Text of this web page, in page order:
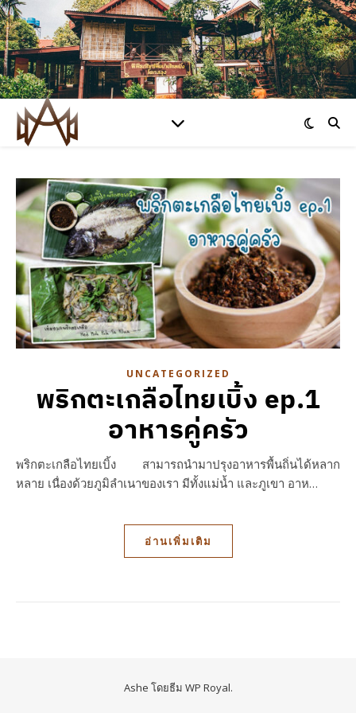
UNCATEGORIZED
พริกตะเกลือไทยเบิ้ง ep.1
อาหารคู่ครัว
พริกตะเกลือไทยเบิ้ง สามารถนำมาปรุงอาหารพื้นถิ่นได้หลาก
หลาย เนื่องด้วยภูมิลำเนาของเรา มีทั้งแม่น้ำ และภูเขา อาห…
อ่านเพิ่มเติม
Ashe โดยธีม WP Royal.